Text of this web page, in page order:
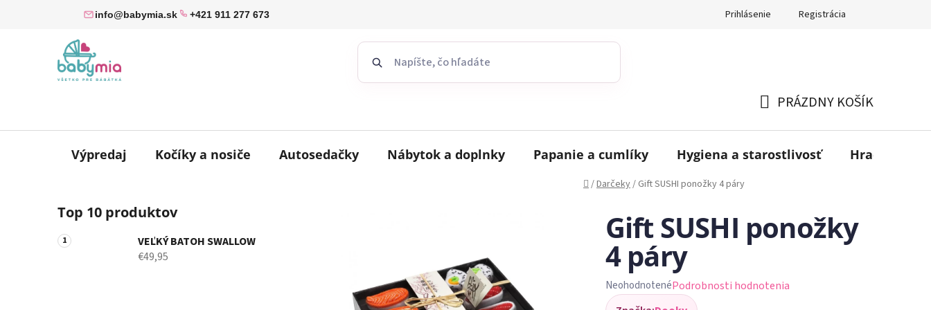
info@babymia.sk +421 911 277 673 Prihlásenie Registrácia
KOŠÍK
PRÁZDNY KOŠÍK
Výpredaj Kočíky a nosiče Autosedačky Nábytok a doplnky Papanie a cumlíky Hygiena a starostlivosť Hračky
Domov
/Darčeky/ Gift SUSHI ponožky 4 páry
o
č
n
Top 10 produktov
VEĽKÝ BATOH SWALLOW
€49,95
Gift SUSHI ponožky
4 páry
Priemerné
NeohodnotenéPodrobnosti hodnotenia